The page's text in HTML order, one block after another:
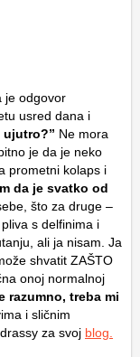
je odgovor
usred dana i
ujutro?” Ne mora
je da je neko
prometni kolaps i
da je svatko od
što za druge –
s delfinima i
ali ja nisam. Ja
shvatit ZAŠTO
onoj normalnoj
razumno, treba mi
i sličnim
za svoj blog.